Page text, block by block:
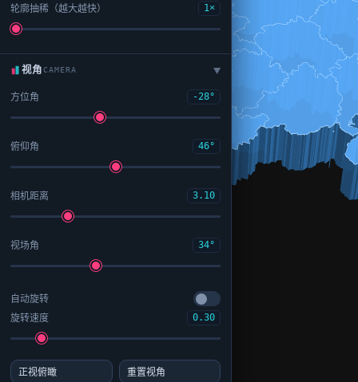
轮廓抽稀（越大越快） 1×
视角CAMERA ▶
方位角 -28°
俯仰角 46°
相机距离 3.10
视场角 34°
自动旋转
旋转速度
0.30
正视俯瞰 重置视角